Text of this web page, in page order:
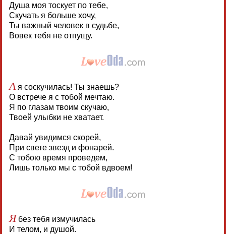
Душа моя тоскует по тебе,
Скучать я больше хочу,
Ты важный человек в судьбе,
Вовек тебя не отпущу.
А я соскучилась! Ты знаешь?
О встрече я с тобой мечтаю.
Я по глазам твоим скучаю,
Твоей улыбки не хватает.
Давай увидимся скорей,
При свете звезд и фонарей.
С тобою время проведем,
Лишь только мы с тобой вдвоем!
Ябез тебя измучилась
И телом, и душой.